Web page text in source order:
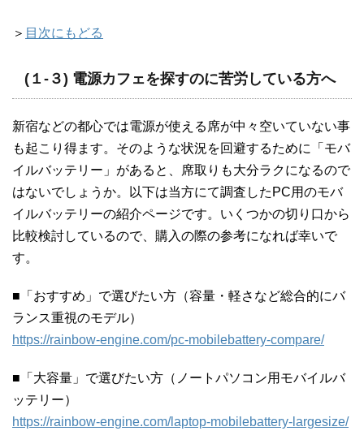
＞ 目次にもどる
(１-３) 電源カフェを探すのに苦労している方へ
新宿などの都心では電源が使える席が中々空いていない事
も起こり得ます。そのような状況を回避するために「モバ
イルバッテリー」があると、席取りも大分ラクになるので
はないでしょうか。以下は当方にて調査したPC用のモバ
イルバッテリーの紹介ページです。いくつかの切り口から
比較検討しているので、購入の際の参考になれば幸いで
す。
■「おすすめ」で選びたい方（容量・軽さなど総合的にバ
ランス重視のモデル）
https://rainbow-engine.com/pc-mobilebattery-compare/
■「大容量」で選びたい方（ノートパソコン用モバイルバ
ッテリー）
https://rainbow-engine.com/laptop-mobilebattery-largesize/